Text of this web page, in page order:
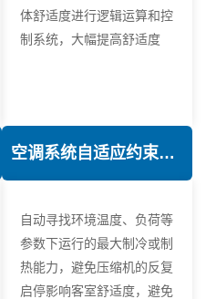
体舒适度进行逻辑运算和控
制系统，大幅提高舒适度
空调系统自适应约束控制技术
自动寻找环境温度、负荷等
参数下运行的最大制冷或制
热能力，避免压缩机的反复
启停影响客室舒适度，避免